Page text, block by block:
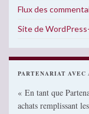
Flux des
Site de
PARTENARIAT AVEC
« En tant que
achats remplissant